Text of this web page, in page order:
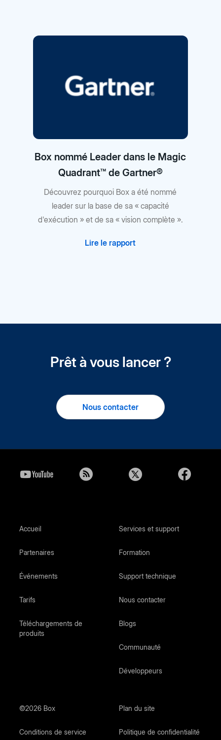
Box nommé Leader dans le Magic
Quadrant™ de Gartner®
Découvrez pourquoi Box a été nommé
leader sur la base de sa « capacité
d'exécution » et de sa « vision complète ».
Lire le rapport
Prêt à vous lancer ?
Nous contacter
Accueil
Partenaires
Événements
Tarifs
Téléchargements de
produits
Services et support
Formation
Support technique
Nous contacter
Blogs
Communauté
Développeurs
©2026 Box Plan du site
Conditions de service Politique de confidentialité